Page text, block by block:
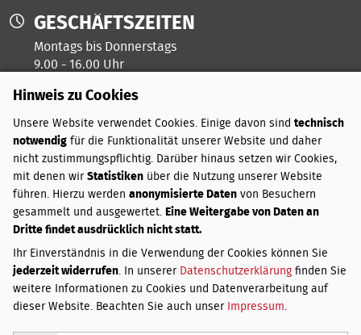
GESCHÄFTSZEITEN
Montags bis Donnerstags
9.00 - 16.00 Uhr
Freitags ist unser Kreativtag
ZAHLUNGSARTEN
PayPal
Vorkasse
VERSANDKOSTEN
Innerhalb Deutschlands:
Bis 3 kg
3,50 €
Über 3 bis 20 kg
4,50 €
Über 20 bis 31,5 kg 5,50 €
Hinweis zu Cookies
Unsere Website verwendet Cookies. Einige davon sind technisch
notwendig für die Funktionalität unserer Website und daher
nicht zustimmungspflichtig. Darüber hinaus setzen wir Cookies,
mit denen wir Statistiken über die Nutzung unserer Website
führen. Hierzu werden anonymisierte Daten von Besuchern
gesammelt und ausgewertet. Eine Weitergabe von Daten an
Dritte findet ausdrücklich nicht statt.
Ihr Einverständnis in die Verwendung der Cookies können Sie
jederzeit widerrufen. In unserer Datenschutzerklärung finden Sie
weitere Informationen zu Cookies und Datenverarbeitung auf
dieser Website. Beachten Sie auch unser Impressum.